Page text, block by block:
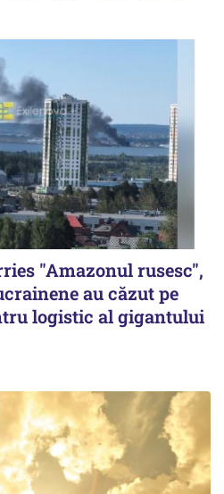
"Amazonul rusesc",
au căzut pe
logistic al gigantului